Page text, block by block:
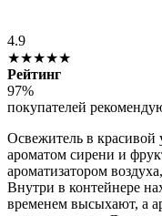
4.9
★★★★★
Рейтинг
97%
покупателей
Освежитель в красивой
ароматом сирени и
ароматизатором
Внутри в контейнере
временем высыхают, а